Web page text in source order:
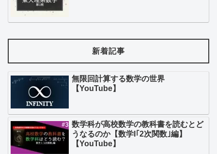
新着記事
無限回計算する数学の世界
【YouTube】
数学科が高校数学の教科書を読むとど
うなるのか【数学I｢2次関数｣編】
【YouTube】